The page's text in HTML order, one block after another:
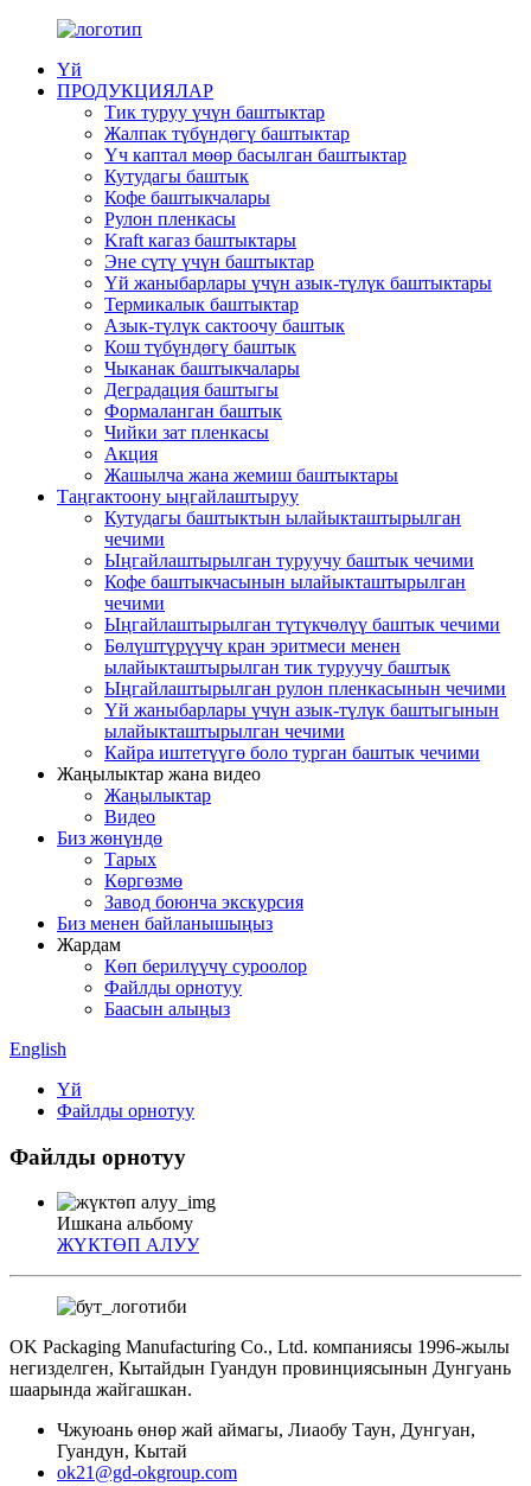
Үй
ПРОДУКЦИЯЛАР
Тик туруу үчүн баштыктар
Жалпак түбүндөгү баштыктар
Үч каптал мөөр басылган баштыктар
Кутудагы баштык
Кофе баштыкчалары
Рулон пленкасы
Kraft кагаз баштыктары
Эне сүтү үчүн баштыктар
Үй жаныбарлары үчүн азык-түлүк баштыктары
Термикалык баштыктар
Азык-түлүк сактоочу баштык
Кош түбүндөгү баштык
Чыканак баштыкчалары
Деградация баштыгы
Формаланган баштык
Чийки зат пленкасы
Акция
Жашылча жана жемиш баштыктары
Таңгактоону ыңгайлаштыруу
Кутудагы баштыктын ылайыкташтырылган
чечими
Ыңгайлаштырылган туруучу баштык чечими
Кофе баштыкчасынын ылайыкташтырылган
чечими
Ыңгайлаштырылган түтүкчөлүү баштык чечими
Бөлүштүрүүчү кран эритмеси менен
ылайыкташтырылган тик туруучу баштык
Ыңгайлаштырылган рулон пленкасынын чечими
Үй жаныбарлары үчүн азык-түлүк баштыгынын
ылайыкташтырылган чечими
Кайра иштетүүгө боло турган баштык чечими
Жаңылыктар жана видео
Жаңылыктар
Видео
Биз жөнүндө
Тарых
Көргөзмө
Завод боюнча экскурсия
Биз менен байланышыңыз
Жардам
Көп берилүүчү суроолор
Файлды орнотуу
Баасын алыңыз
English
Үй
Файлды орнотуу
Файлды орнотуу
Ишкана альбому
ЖҮКТӨП АЛУУ
OK Packaging Manufacturing Co., Ltd. компаниясы 1996-жылы
негизделген, Кытайдын Гуандун провинциясынын Дунгуань
шаарында жайгашкан.
Чжуюань өнөр жай аймагы, Лиаобу Таун, Дунгуан,
Гуандун, Кытай
ok21@gd-okgroup.com